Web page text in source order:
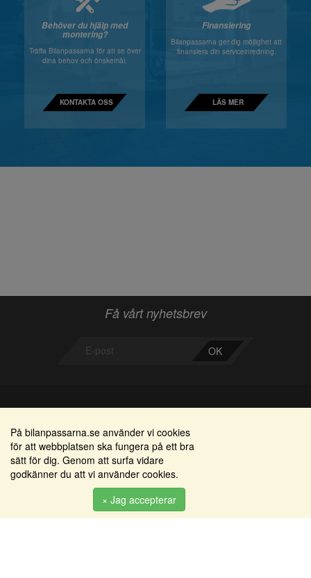
Behöver du hjälp med
montering?
Träffa Bilanpassarna för att se över
dina behov och önskemål.
KONTAKTA OSS
Finansiering
Bilanpassarna ger dig möjlighet att
finansiera din serviceinredning.
LÄS MER
Få vårt nyhetsbrev
OK
Bilanpassarna
Smedjegatan 22
352 46 Växjö
info@bilanpassarna.se
Områden
Alkomätare / alkolås
Elprodukter
Serviceinredningar
Tillbehörs artiklar
På bilanpassarna.se använder vi cookies
för att webbplatsen ska fungera på ett bra
sätt för dig. Genom att surfa vidare
godkänner du att vi använder cookies.
× Jag accepterar